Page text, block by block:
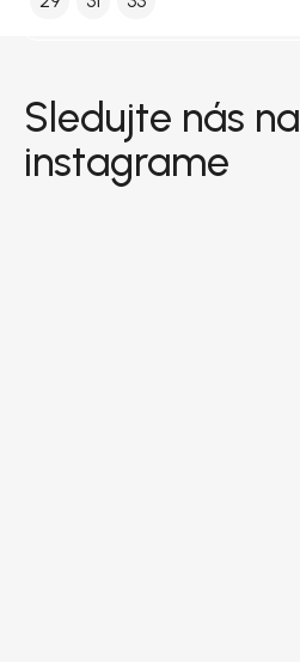
Sledujte nás na
instagrame